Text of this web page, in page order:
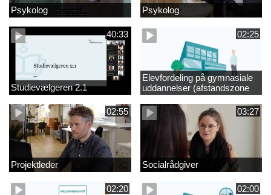
Psykolog Psykolog
40:33
Studievælgeren 2.1
02:25
Elevfordeling på gymnasiale
uddannelser (afstandszone
redigeret)
02:55
Projektleder
03:27
Socialrådgiver
02:20 02:00